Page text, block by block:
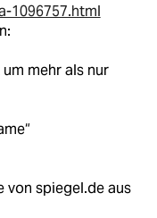
1096757.html
mehr als nur
von spiegel.de aus